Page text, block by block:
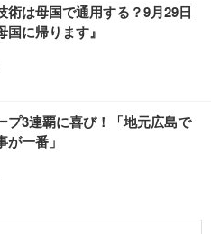
術は母国で通用する？9月29日
に帰ります』
プ3連覇に喜び！「地元広島で
一番」